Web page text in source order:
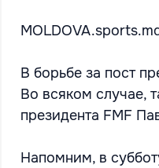
В борьбе за пост
Во всяком случае,
президента FMF
Напомним, в